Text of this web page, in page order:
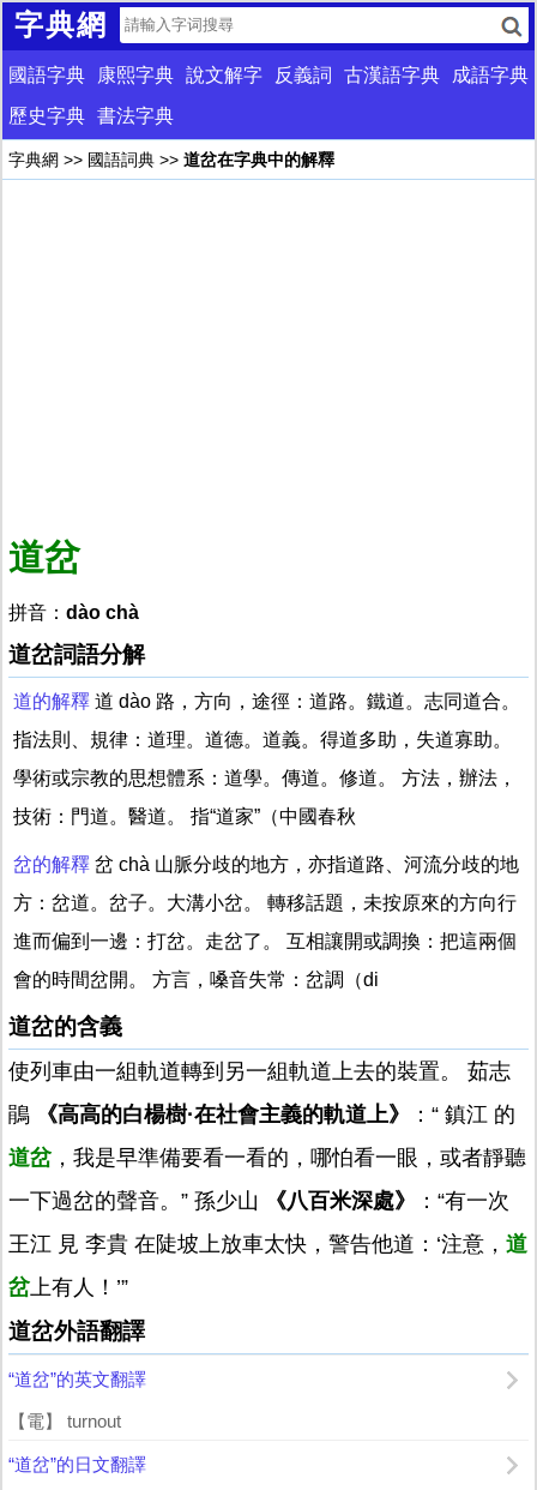
字典網
國語字典 康熙字典 說文解字 反義詞 古漢語字典
成語字典
歷史字典 書法字典
字典網 >> 國語詞典 >> 道岔在字典中的解釋
道岔
拼音： dào chà
道岔詞語分解
道的解釋 道 dào 路，方向，途徑：道路。鐵道。志同道合。
指法則、規律：道理。道德。道義。得道多助，失道寡助。
學術或宗教的思想體系：道學。傳道。修道。 方法，辦法，
技術：門道。醫道。 指“道家”（中國春秋
岔的解釋 岔 chà 山脈分歧的地方，亦指道路、河流分歧的地
方：岔道。岔子。大溝小岔。 轉移話題，未按原來的方向行
進而偏到一邊：打岔。走岔了。 互相讓開或調換：把這兩個
會的時間岔開。 方言，嗓音失常：岔調（di
道岔的含義
使列車由一組軌道轉到另一組軌道上去的裝置。 茹志
鵑
《高高的白楊樹·在社會主義的軌道上》
：“ 鎮江 的
道岔 ，我是早準備要看一看的，哪怕看一眼，或者靜聽
一下過岔的聲音。” 孫少山
《八百米深處》
：“有一次
王江 見 李貴 在陡坡上放車太快，警告他道：‘注意， 道
岔上有人！’”
道岔外語翻譯
“道岔”的英文翻譯
【電】 turnout
“道岔”的日文翻譯